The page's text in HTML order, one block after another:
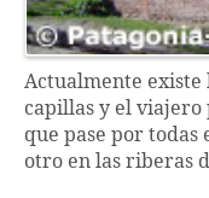
Actualmente
capillas y el
que pase por todas
otro en las riberas